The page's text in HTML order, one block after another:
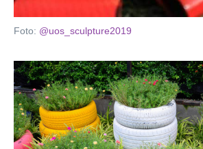
Foto: @uos_sculpture2019